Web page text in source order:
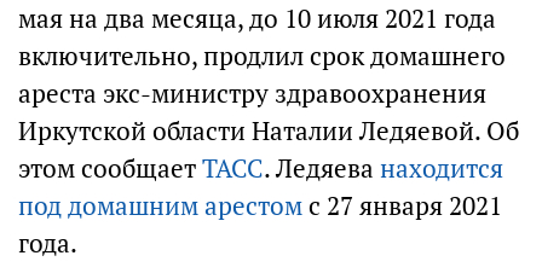
мая на два месяца, до 10 июля 2021 года
включительно, продлил срок домашнего
ареста экс-министру здравоохранения
Иркутской области Наталии Ледяевой. Об
этом сообщаетТАСС. Ледяева находится
под домашним арестомс 27 января 2021
года.